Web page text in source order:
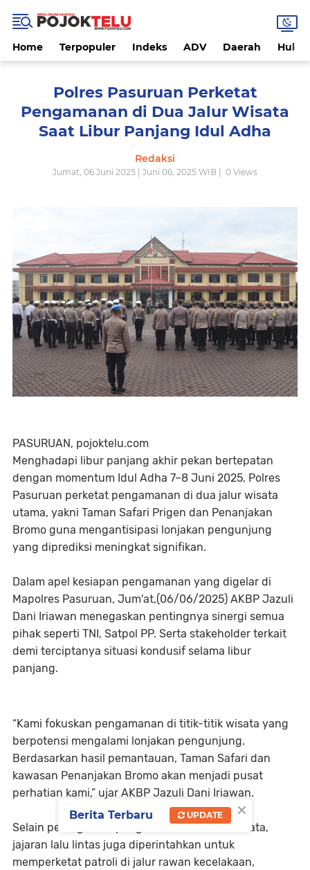
Home Terpopuler Indeks ADV Daerah
Polres Pasuruan Perketat
Pengamanan di Dua Jalur Wisata
Saat Libur Panjang Idul Adha
Redaksi
Jumat, 06 Juni 2025 | Juni 06, 2025 WIB | 0 Views
PASURUAN, pojoktelu.com
Menghadapi libur panjang akhir pekan bertepatan
dengan momentum Idul Adha 7–8 Juni 2025, Polres
Pasuruan perketat pengamanan di dua jalur wisata
utama, yakni Taman Safari Prigen dan Penanjakan
Bromo guna mengantisipasi lonjakan pengunjung
yang diprediksi meningkat signifikan.
Dalam apel kesiapan pengamanan yang digelar di
Mapolres Pasuruan, Jum'at,(06/06/2025) AKBP Jazuli
Dani Iriawan menegaskan pentingnya sinergi semua
pihak seperti TNI, Satpol PP. Serta stakeholder terkait
demi terciptanya situasi kondusif selama libur
panjang.
“Kami fokuskan pengamanan di titik-titik wisata yang
berpotensi mengalami lonjakan pengunjung.
Berdasarkan hasil pemantauan, Taman Safari dan
kawasan Penanjakan Bromo akan menjadi pusat
perhatian kami,” ujar AKBP Jazuli Dani Iriawan.
Selain peningkatan pengamanan di lokasi wisata,
jajaran lalu lintas juga diperintahkan untuk
memperketat patroli di jalur rawan kecelakaan,
×
Berita Terbaru UPDATE